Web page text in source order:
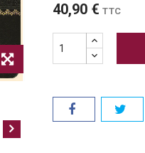
40,90 € TTC